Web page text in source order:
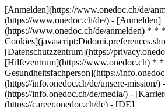
[Anmelden](https://www.onedoc.ch/de/
(https://www.onedoc.ch/de/) - [Anmelden]
(https://www.onedoc.ch/de/anmelden) * *
[Datenschutzzentrum](https://
[Hilfezentrum](https://www.onedoc.ch) *
Gesundheitsfachperson](https://
(https://info.onedoc.ch/de/unsere-mission/)
(https://info.onedoc.ch/de/media/) -
(https://career.onedoc.ch/de) - [DE]